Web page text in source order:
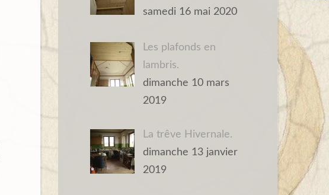
samedi 16 mai 2020
Les plafonds en
lambris.
dimanche 10 mars
2019
La trêve Hivernale.
dimanche 13 janvier
2019